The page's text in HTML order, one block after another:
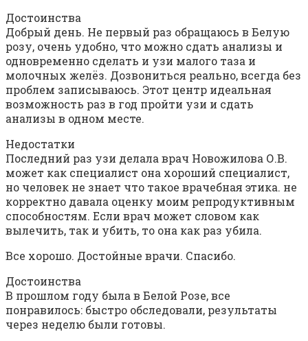
Достоинства
Добрый день. Не первый раз обращаюсь в Белую
розу, очень удобно, что можно сдать анализы и
одновременно сделать и узи малого таза и
молочных желёз. Дозвониться реально, всегда без
проблем записываюсь. Этот центр идеальная
возможность раз в год пройти узи и сдать
анализы в одном месте.
Недостатки
Последний раз узи делала врач Новожилова О.В.
может как специалист она хороший специалист,
но человек не знает что такое врачебная этика. не
корректно давала оценку моим репродуктивным
способностям. Если врач может словом как
вылечить, так и убить, то она как раз убила.
Все хорошо. Достойные врачи. Спасибо.
Достоинства
В прошлом году была в Белой Розе, все
понравилось: быстро обследовали, результаты
через неделю были готовы.